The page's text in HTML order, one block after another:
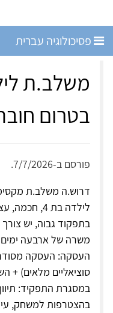
פסיכולוגיה עברית
משלב.ת
בטרום
פורסם ב-7/7/2026.
דרוש.ה משלב.ת
לילדה בת
בתפקוד גבוה, יש
משרה של ארבעה ימים בין 8:30
העסקה: העסקה
סוציאליים מלאים) +
במסגרת התפקיד:
בהצטרפות למשחק,